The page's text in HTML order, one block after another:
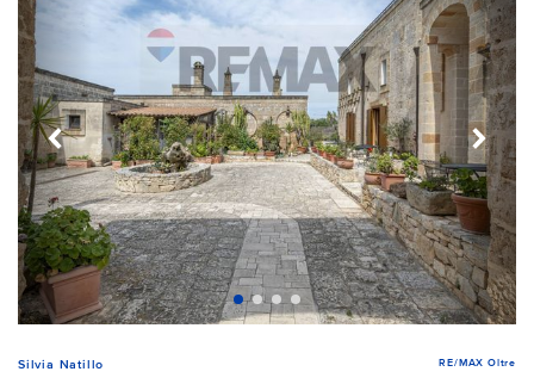
Silvia Natillo RE/MAX Oltre